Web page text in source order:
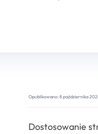
Opublikowano:8 października
Dostosowanie